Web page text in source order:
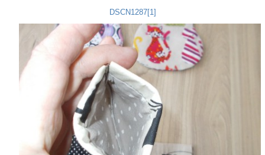
DSCN1287[1]